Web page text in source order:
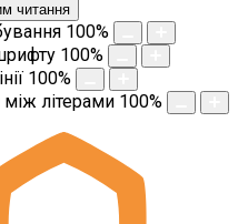
читання
100%
100%
100%
між літерами 100%